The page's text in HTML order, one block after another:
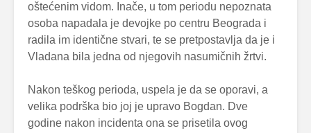
oštećenim vidom. Inače, u tom periodu nepoznata
osoba napadala je devojke po centru Beograda i
radila im identične stvari, te se pretpostavlja da je i
Vladana bila jedna od njegovih nasumičnih žrtvi.
Nakon teškog perioda, uspela je da se oporavi, a
velika podrška bio joj je upravo Bogdan. Dve
godine nakon incidenta ona se prisetila ovog